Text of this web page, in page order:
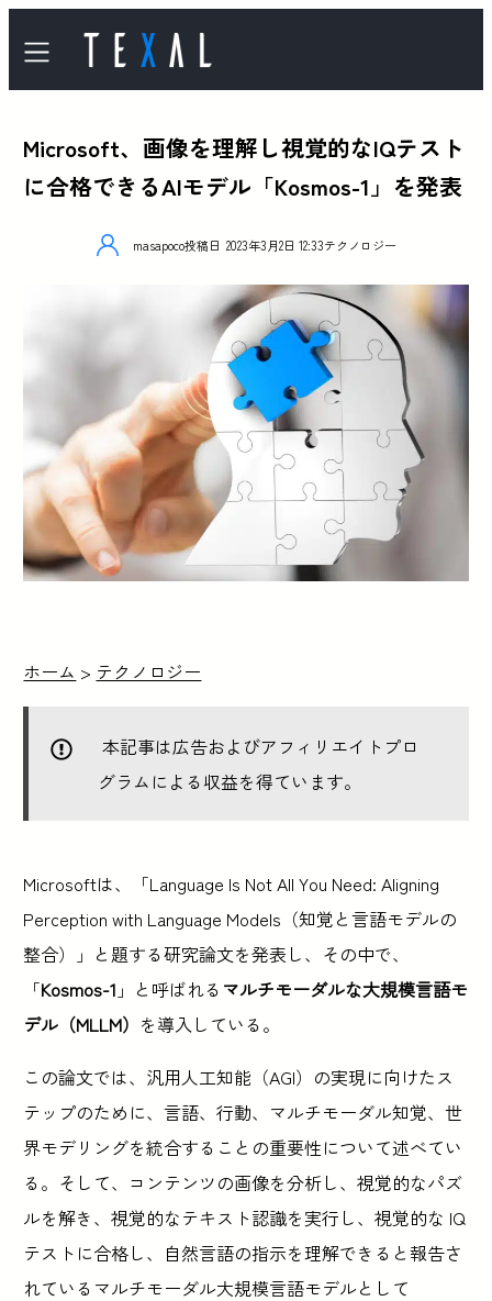
Microsoft、画像を理解し視覚的なIQテスト
に合格できるAIモデル「Kosmos-1」を発表
masapoco投稿日 2023年3月2日 12:33テクノロジー
ホーム > テクノロジー
本記事は広告およびアフィリエイトプロ
グラムによる収益を得ています。
Microsoftは、「Language Is Not All You Need: Aligning
Perception with Language Models（知覚と言語モデルの
整合）」と題する研究論文を発表し、その中で、
「Kosmos-1 」と呼ばれる マルチモーダルな大規模言語モ
デル（MLLM） を導入している。
この論文では、汎用人工知能（AGI）の実現に向けたス
テップのために、言語、行動、マルチモーダル知覚、世
界モデリングを統合することの重要性について述べてい
る。そして、コンテンツの画像を分析し、視覚的なパズ
ルを解き、視覚的なテキスト認識を実行し、視覚的な IQ
テストに合格し、自然言語の指示を理解できると報告さ
れているマルチモーダル大規模言語モデルとして